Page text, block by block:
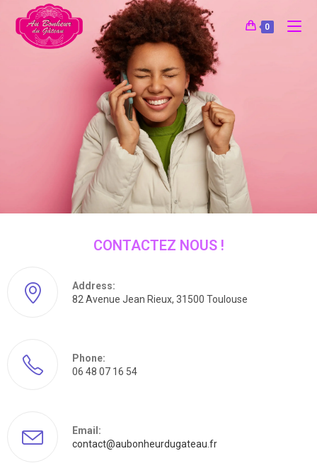
0
CONTACTEZ NOUS !
Address:
82 Avenue Jean Rieux, 31500 Toulouse
Phone:
06 48 07 16 54
Email:
contact@aubonheurdugateau.fr